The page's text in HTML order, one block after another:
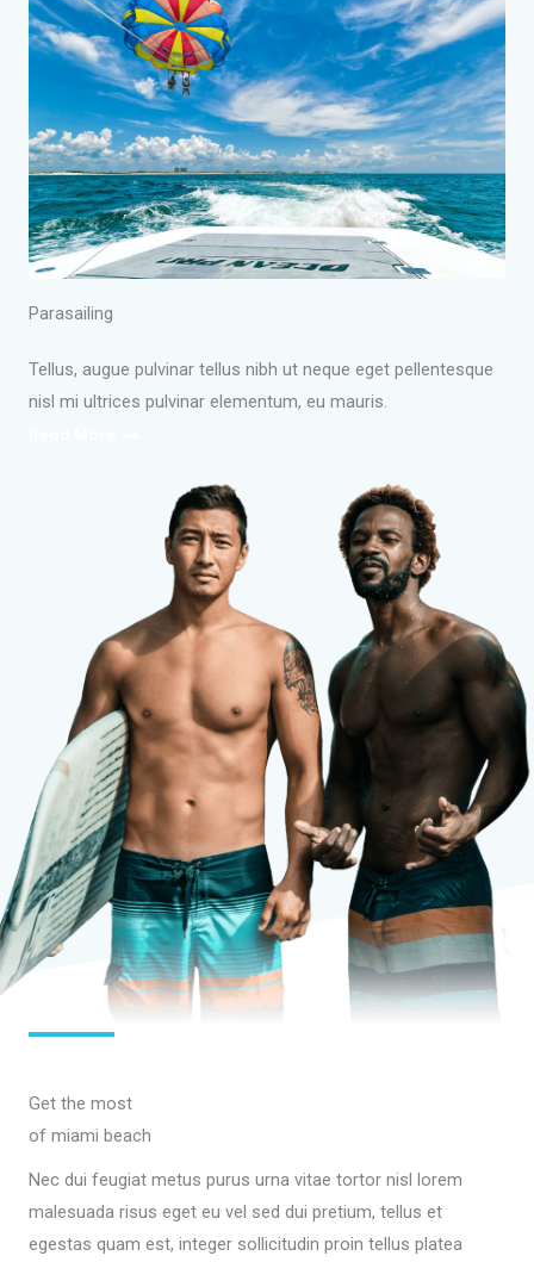
Parasailing
Tellus, augue pulvinar tellus nibh ut neque eget pellentesque
nisl mi ultrices pulvinar elementum, eu mauris.
Get the most
of miami beach
Nec dui feugiat metus purus urna vitae tortor nisl lorem
malesuada risus eget eu vel sed dui pretium, tellus et
egestas quam est, integer sollicitudin proin tellus platea